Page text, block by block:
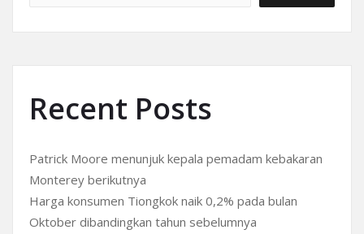
Recent Posts
Patrick Moore menunjuk kepala pemadam kebakaran
Monterey berikutnya
Harga konsumen Tiongkok naik 0,2% pada bulan
Oktober dibandingkan tahun sebelumnya